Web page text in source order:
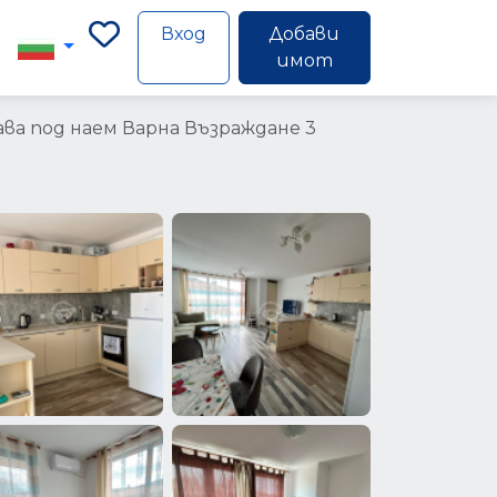
Вход
Добави
имот
под наем Варна Възраждане 3